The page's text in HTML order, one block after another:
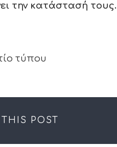
την κατάστασή τους.
τύπου
POST